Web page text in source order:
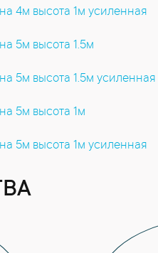
4м высота 1м усиленная
5м высота 1.5м
5м высота 1.5м усиленная
5м высота 1м
5м высота 1м усиленная